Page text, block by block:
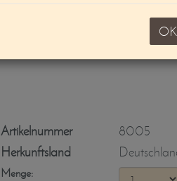
OK
Trüffel-/Käsehobel
Artikelnummer
8005
Herkunftsland
Menge: